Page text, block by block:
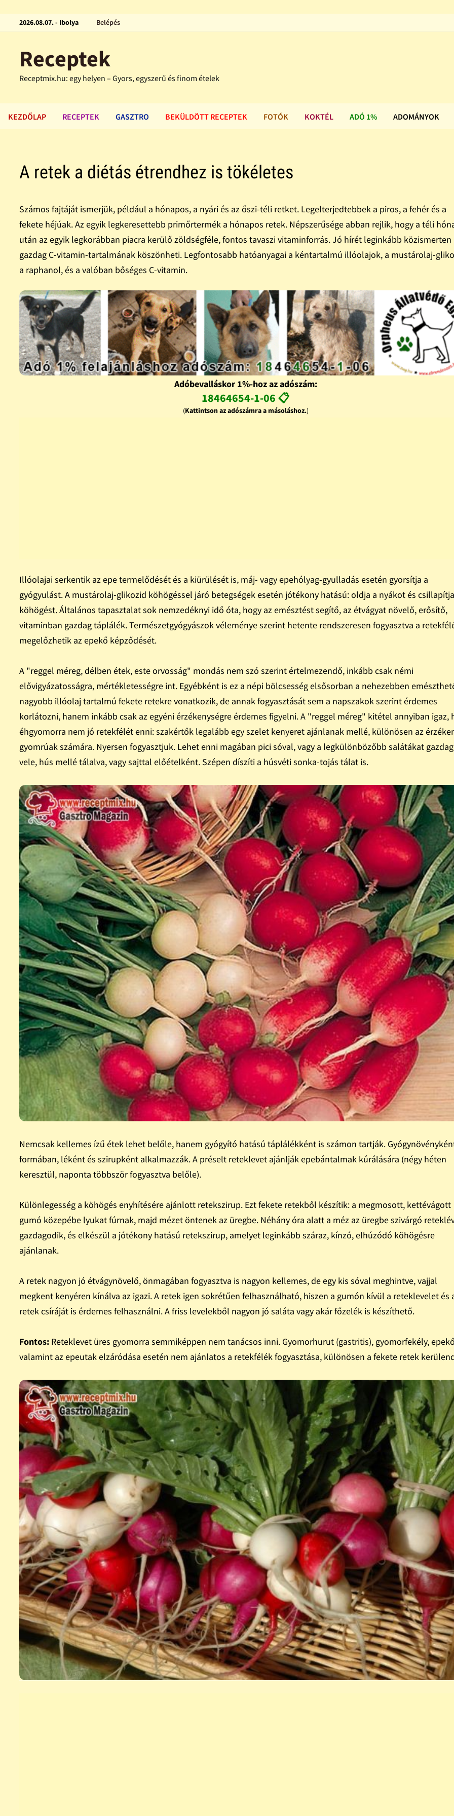
2026.08.07. - Ibolya Belépés
Receptek
Receptmix.hu: egy helyen – Gyors, egyszerű és finom ételek
KEZDŐLAP RECEPTEK GASZTRO BEKÜLDÖTT RECEPTEK FOTÓK KOKTÉL ADÓ 1% ADOMÁNYOK
A retek a diétás étrendhez is tökéletes
Számos fajtáját ismerjük, például a hónapos, a nyári és az őszi-téli retket. Legelterjedtebbek a piros, a fehér és a
fekete héjúak. Az egyik legkeresettebb primőrtermék a hónapos retek. Népszerűsége abban rejlik, hogy a téli
után az egyik legkorábban piacra kerülő zöldségféle, fontos tavaszi vitaminforrás. Jó hírét leginkább közismerten
gazdag C-vitamin-tartalmának köszönheti. Legfontosabb hatóanyagai a kéntartalmú illóolajok, a mustárolaj-
a raphanol, és a valóban bőséges C-vitamin.
Adóbevalláskor 1%-hoz az adószám:
18464654-1-06 📋
(Kattintson az adószámra a másoláshoz.)
Illóolajai serkentik az epe termelődését és a kiürülését is, máj- vagy epehólyag-gyulladás esetén gyorsítja a
gyógyulást. A mustárolaj-glikozid köhögéssel járó betegségek esetén jótékony hatású: oldja a nyákot és
köhögést. Általános tapasztalat sok nemzedéknyi idő óta, hogy az emésztést segítő, az étvágyat növelő, erősítő,
vitaminban gazdag táplálék. Természetgyógyászok véleménye szerint hetente rendszeresen fogyasztva a
megelőzhetik az epekő képződését.
A "reggel méreg, délben étek, este orvosság" mondás nem szó szerint értelmezendő, inkább csak némi
elővigyázatosságra, mértékletességre int. Egyébként is ez a népi bölcsesség elsősorban a nehezebben
nagyobb illóolaj tartalmú fekete retekre vonatkozik, de annak fogyasztását sem a napszakok szerint érdemes
korlátozni, hanem inkább csak az egyéni érzékenységre érdemes figyelni. A "reggel méreg" kitétel annyiban igaz,
éhgyomorra nem jó retekfélét enni: szakértők legalább egy szelet kenyeret ajánlanak mellé, különösen az
gyomrúak számára. Nyersen fogyasztjuk. Lehet enni magában pici sóval, vagy a legkülönbözőbb salátákat
vele, hús mellé tálalva, vagy sajttal előételként. Szépen díszíti a húsvéti sonka-tojás tálat is.
Nemcsak kellemes ízű étek lehet belőle, hanem gyógyító hatású táplálékként is számon tartják.
formában, léként és szirupként alkalmazzák. A préselt reteklevet ajánlják epebántalmak kúrálására (négy héten
keresztül, naponta többször fogyasztva belőle).
Különlegesség a köhögés enyhítésére ajánlott retekszirup. Ezt fekete retekből készítik: a megmosott, kettévágott
gumó közepébe lyukat fúrnak, majd mézet öntenek az üregbe. Néhány óra alatt a méz az üregbe szivárgó
gazdagodik, és elkészül a jótékony hatású retekszirup, amelyet leginkább száraz, kínzó, elhúzódó köhögésre
ajánlanak.
A retek nagyon jó étvágynövelő, önmagában fogyasztva is nagyon kellemes, de egy kis sóval meghintve, vajjal
megkent kenyéren kínálva az igazi. A retek igen sokrétűen felhasználható, hiszen a gumón kívül a reteklevelet és
retek csíráját is érdemes felhasználni. A friss levelekből nagyon jó saláta vagy akár főzelék is készíthető.
Fontos: Reteklevet üres gyomorra semmiképpen nem tanácsos inni. Gyomorhurut (gastritis), gyomorfekély,
valamint az epeutak elzáródása esetén nem ajánlatos a retekfélék fogyasztása, különösen a fekete retek